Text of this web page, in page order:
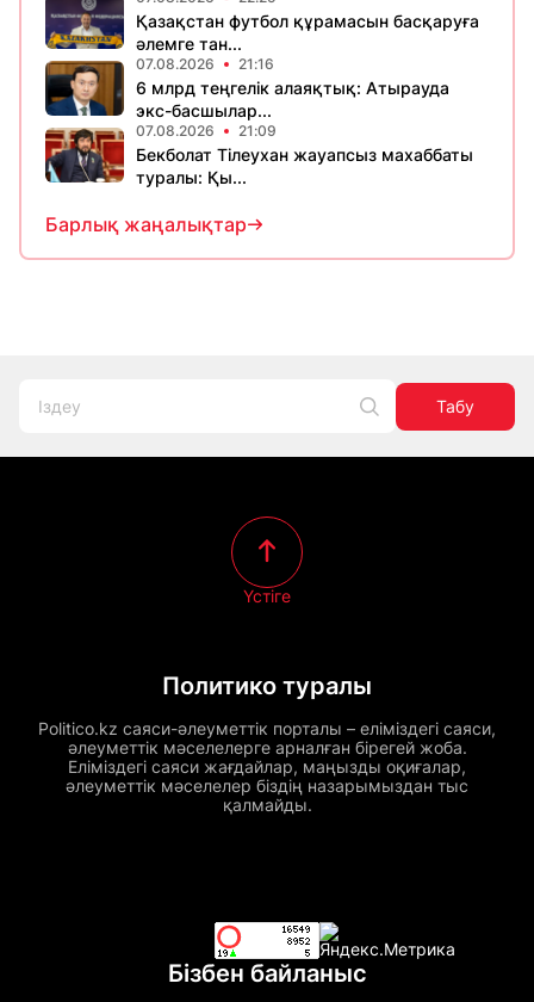
Қазақстан футбол құрамасын басқаруға
әлемге тан...
07.08.2026 21:16
6 млрд теңгелік алаяқтық: Атырауда
экс-басшылар...
07.08.2026 21:09
Бекболат Тілеухан жауапсыз махаббаты
туралы: Қы...
Барлық жаңалықтар
Табу
Политико туралы
Politico.kz саяси-әлеуметтік порталы – еліміздегі саяси,
әлеуметтік мәселелерге арналған бірегей жоба.
Еліміздегі саяси жағдайлар, маңызды оқиғалар,
әлеуметтік мәселелер біздің назарымыздан тыс
қалмайды.
Үстіге
Бізбен байланыс